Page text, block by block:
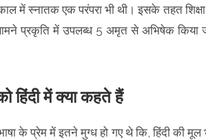
में स्नातक एक परंपरा भी थी। इसके तहत
प्रकृति में उपलब्ध 5 अमृत से अभिषेक किया
हिंदी में क्या कहते हैं
के प्रेम में इतने मुग्ध हो गए थे कि, हिंदी की मूल